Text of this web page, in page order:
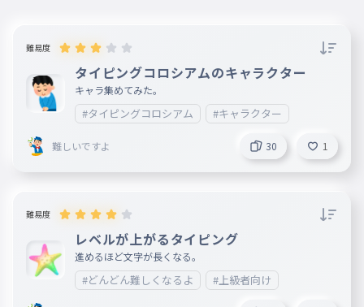
016
ンガ
たっきゅうかいのぶんぶんまるくれあんが
HP20000
成績証明書
HP18000
018
ク
HP16000
今夜は・・・つ・・星が綺麗ですね
こんやは・・・つ・・ほしがきれいですね
難易度
タイピングコロシアムのキャラクター
キャラ集めてみた。
#タイピングコロシアム #キャラクター
難しいですよ 30 1
難易度
レベルが上がるタイピング
進めるほど文字が長くなる。
#どんどん難しくなるよ #上級者向け